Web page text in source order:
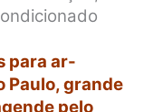
para ar-
Paulo, grande
pelo